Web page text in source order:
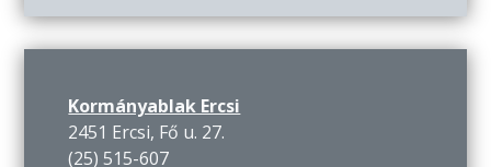
Kormányablak Ercsi
2451 Ercsi, Fő u. 27.
(25) 515-607